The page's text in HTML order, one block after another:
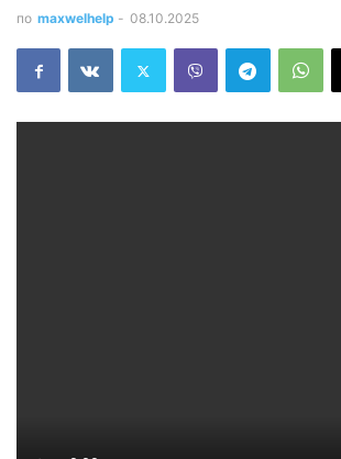
по maxwelhelp - 08.10.2025